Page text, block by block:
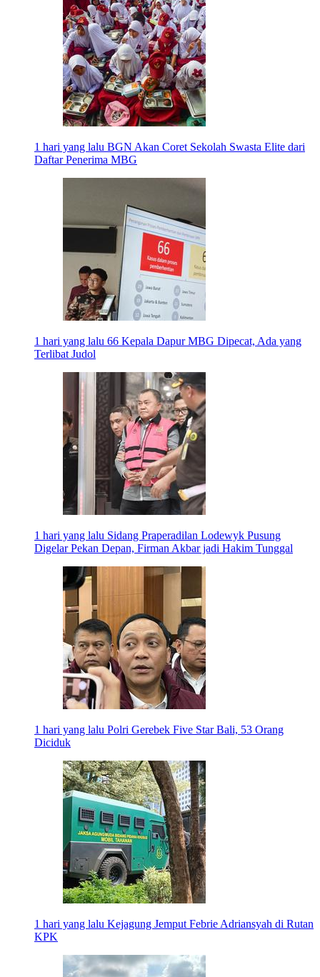
1 hari yang lalu BGN Akan Coret Sekolah Swasta Elite dari
Daftar Penerima MBG
1 hari yang lalu 66 Kepala Dapur MBG Dipecat, Ada yang
Terlibat Judol
1 hari yang lalu Sidang Praperadilan Lodewyk Pusung
Digelar Pekan Depan, Firman Akbar jadi Hakim Tunggal
1 hari yang lalu Polri Gerebek Five Star Bali, 53 Orang
Diciduk
1 hari yang lalu Kejagung Jemput Febrie Adriansyah di Rutan
KPK